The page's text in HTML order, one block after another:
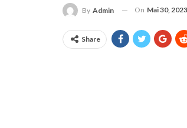
By Admin On Mai 30, 2023
Share